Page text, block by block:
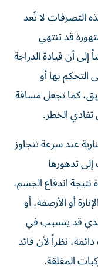
التصرفات لا تُعد
قد تنتهي
أن قيادة الدراجة
التحكم بها أو
كما تجعل مسافة
الخطر.
عند سرعة تتجاوز
تدهورها
اندفاع الجسم،
أو الأرصفة، أو
الذي قد يتسبب في
نظراً لأن قائد
المغلقة.